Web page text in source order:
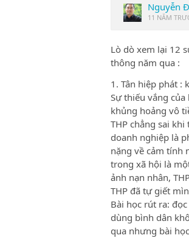
Nguyễn
11 NĂM
Lò dò xem lại 12
thông năm qua :
1. Tân hiệp phát :
Sự thiếu vắng
khủng hoảng vô
THP chẳng sai
doanh nghiệp là
nặng về cảm tính
trong xã hội là
ảnh nạn nhân,
THP đã tự giết
Bài học rút ra:
dùng bình dân
qua nhưng bài